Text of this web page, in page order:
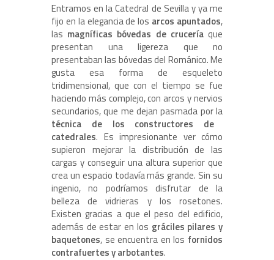
Entramos en la Catedral de Sevilla y ya me
fijo en la elegancia de los arcos apuntados,
las magníficas bóvedas de cruceríaque
presentan una ligereza que no
presentaban las bóvedas del Románico. Me
gusta esa forma de esqueleto
tridimensional, que con el tiempo se fue
haciendo más complejo, con arcos y nervios
secundarios, que me dejan pasmada por la
técnica de los constructores de
catedrales. Es impresionante ver cómo
supieron mejorar la distribución de las
cargas y conseguir una altura superior que
crea un espacio todavía más grande. Sin su
ingenio, no podríamos disfrutar de la
belleza de vidrieras y los rosetones.
Existen gracias a que el peso del edificio,
además de estar en los gráciles pilares y
baquetones, se encuentra en los fornidos
contrafuertes y arbotantes.